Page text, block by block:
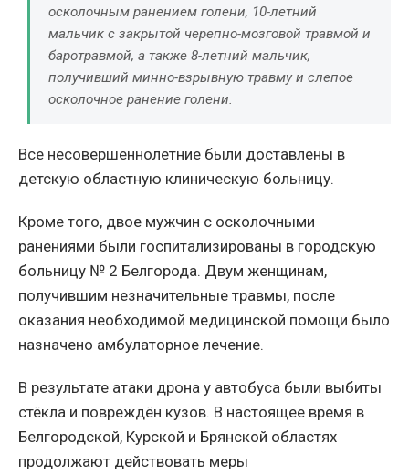
осколочным ранением голени, 10-летний
мальчик с закрытой черепно-мозговой травмой и
баротравмой, а также 8-летний мальчик,
получивший минно-взрывную травму и слепое
осколочное ранение голени.
Все несовершеннолетние были доставлены в
детскую областную клиническую больницу.
Кроме того, двое мужчин с осколочными
ранениями были госпитализированы в городскую
больницу № 2 Белгорода. Двум женщинам,
получившим незначительные травмы, после
оказания необходимой медицинской помощи было
назначено амбулаторное лечение.
В результате атаки дрона у автобуса были выбиты
стёкла и повреждён кузов. В настоящее время в
Белгородской, Курской и Брянской областях
продолжают действовать меры